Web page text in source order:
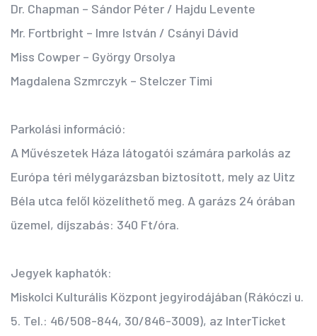
Dr. Chapman – Sándor Péter / Hajdu Levente
Mr. Fortbright – Imre István / Csányi Dávid
Miss Cowper – György Orsolya
Magdalena Szmrczyk – Stelczer Timi
Parkolási információ:
A Művészetek Háza látogatói számára parkolás az
Európa téri mélygarázsban biztosított, mely az Uitz
Béla utca felől közelíthető meg. A garázs 24 órában
üzemel, díjszabás: 340 Ft/óra.
Jegyek kaphatók:
Miskolci Kulturális Központ jegyirodájában (Rákóczi u.
5. Tel.: 46/508-844, 30/846-3009), az InterTicket